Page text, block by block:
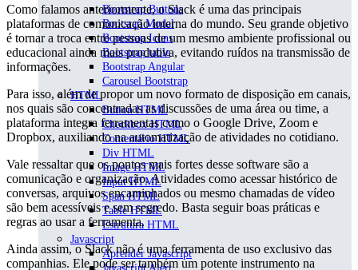
Bootstrap Buttons
Bootsrap Modal
Bootstrap Icons
Bootstrap table
Bootstrap Angular
Carousel Bootstrap
HTML
Button HTML
Checkbox HTML
Comentário HTML
Div HTML
Image HTML
Input HTML
Span HTML
Table HTML
Estrutura HTML
Javascript
Aprender Javascript
Como falamos anteriormente, o Slack é uma das principais
plataformas de comunicação interna do mundo. Seu grande objetivo
é tornar a troca entre pessoas de um mesmo ambiente profissional ou
educacional ainda mais produtiva, evitando ruídos na transmissão de
informações.
Para isso, além de propor um novo formato de disposição em canais,
nos quais são concentradas as discussões de uma área ou time, a
plataforma integra ferramentas como o Google Drive, Zoom e
Dropbox, auxiliando na automatização de atividades no cotidiano.
Vale ressaltar que os pontos mais fortes desse software são a
comunicação e organização. Atividades como acessar histórico de
conversas, arquivos encaminhados ou mesmo chamadas de vídeo
são bem acessíveis e sem segredo. Basta seguir boas práticas e
regras ao usar a ferramenta.
Ainda assim, o Slack não é uma ferramenta de uso exclusivo das
companhias. Ele pode ser também um potente instrumento na